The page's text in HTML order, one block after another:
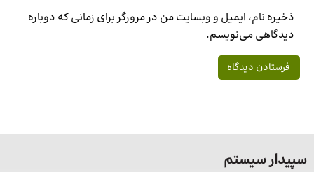
ذخیره نام، ایمیل و وبسایت من در مرورگر برای زمانی که دوباره
دیدگاهی می‌نویسم.
سپیدار سیستم